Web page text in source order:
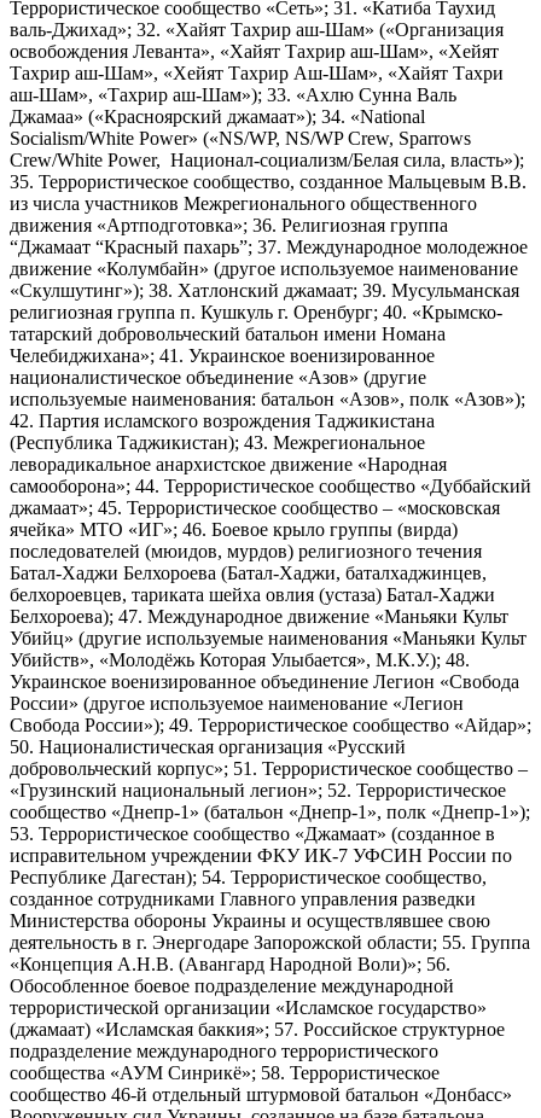
Террористическое сообщество «Сеть»; 31. «Катиба Таухид
валь-Джихад»; 32. «Хайят Тахрир аш-Шам» («Организация
освобождения Леванта», «Хайят Тахрир аш-Шам», «Хейят
Тахрир аш-Шам», «Хейят Тахрир Аш-Шам», «Хайят Тахри
аш-Шам», «Тахрир аш-Шам»); 33. «Ахлю Сунна Валь
Джамаа» («Красноярский джамаат»); 34. «National
Socialism/White Power» («NS/WP, NS/WP Crew, Sparrows
Crew/White Power, Национал-социализм/Белая сила, власть»);
35. Террористическое сообщество, созданное Мальцевым В.В.
из числа участников Межрегионального общественного
движения «Артподготовка»; 36. Религиозная группа
“Джамаат “Красный пахарь”; 37. Международное молодежное
движение «Колумбайн» (другое используемое наименование
«Скулшутинг»); 38. Хатлонский джамаат; 39. Мусульманская
религиозная группа п. Кушкуль г. Оренбург; 40. «Крымско-
татарский добровольческий батальон имени Номана
Челебиджихана»; 41. Украинское военизированное
националистическое объединение «Азов» (другие
используемые наименования: батальон «Азов», полк «Азов»);
42. Партия исламского возрождения Таджикистана
(Республика Таджикистан); 43. Межрегиональное
леворадикальное анархистское движение «Народная
самооборона»; 44. Террористическое сообщество «Дуббайский
джамаат»; 45. Террористическое сообщество – «московская
ячейка» МТО «ИГ»; 46. Боевое крыло группы (вирда)
последователей (мюидов, мурдов) религиозного течения
Батал-Хаджи Белхороева (Батал-Хаджи, баталхаджинцев,
белхороевцев, тариката шейха овлия (устаза) Батал-Хаджи
Белхороева); 47. Международное движение «Маньяки Культ
Убийц» (другие используемые наименования «Маньяки Культ
Убийств», «Молодёжь Которая Улыбается», М.К.У.); 48.
Украинское военизированное объединение Легион «Свобода
России» (другое используемое наименование «Легион
Свобода России»); 49. Террористическое сообщество «Айдар»;
50. Националистическая организация «Русский
добровольческий корпус»; 51. Террористическое сообщество –
«Грузинский национальный легион»; 52. Террористическое
сообщество «Днепр-1» (батальон «Днепр-1», полк «Днепр-1»);
53. Террористическое сообщество «Джамаат» (созданное в
исправительном учреждении ФКУ ИК-7 УФСИН России по
Республике Дагестан); 54. Террористическое сообщество,
созданное сотрудниками Главного управления разведки
Министерства обороны Украины и осуществлявшее свою
деятельность в г. Энергодаре Запорожской области; 55. Группа
«Концепция А.Н.В. (Авангард Народной Воли)»; 56.
Обособленное боевое подразделение международной
террористической организации «Исламское государство»
(джамаат) «Исламская баккия»; 57. Российское структурное
подразделение международного террористического
сообщества «АУМ Синрикё»; 58. Террористическое
сообщество 46-й отдельный штурмовой батальон «Донбасс»